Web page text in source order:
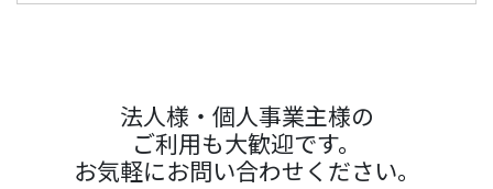
法人様・個人事業主様の
ご利用も大歓迎です。
お気軽にお問い合わせください。